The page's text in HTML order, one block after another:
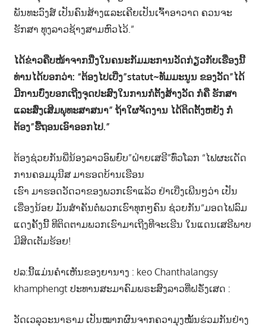
ພັນທະວົງສ໌ ເປັນຄົນສ້າງແລະເຄີຍເປັນເຈົ້າອາວາດ ຄວນຈະ
ຮັກສາ ທຸງລາວຊ້າງສາມຫົວໄວ້.”
ໄດ້ຂ່າວຄືບໜ້າຈາກນື່ງໃນຄນະກັມມະການວັດກ່ຽວກັບເຮື່ອງນີ້
ທ່ານໄດ້ບອກວ່າ: “ຕ້ອງໄປເບີ່ງ”statut~ທັມມະນູນ ຂອງວັດ”ໄດ້
ມີການບົ່ງບອກເຖີງຈຸດປະສົງໃນການກໍຕັ້ງສ້າງວັດ ກໍຄື ຮັກສາ
ແລະສົ່ງເສີມພຸທະສາສນາ” ຖ້າໃຜຈັດງານ ໄດ້ຕິດຕັ້ງຫຍັງ ກໍ
ຕ້ອງ”ຮື້ຖອນເອົາອອກໄປ.”
ຕ້ອງຊ່ວຍກັນພີ່ນ້ອງລາວອົພຍົບ”ຝ່າຍເສຣີ”ທົ່ວໂລກ “ໄຟຜະເດັດ
ການຄອມມຸນີສ ມາຮອດບ້ານເຮືອນ
ເຮົາ ມາຮອດວັດວາຂອງພວກເຮົາແລ້ວ ຢ່າເບີ່ງເພີນໆວ່າ ເປັນ
ເຮື່ອງນ້ອຍ ມັນສຳຄັນຕໍ່ພວກເຮົາທຸກໆຄົນ ຊ່ວຍກັນ“ມອດໄຟລົມ
ແດງຄັ້ງນີ້ ທີຕິດຕາມພວກເຮົາມາເຖີງທີຈະເຮີນ ໃນແດນເສຣີພາບ
ມີສິດເຕັມຮ້ອຍ!
ປລ:ນີ້ແມ່ນຄຳເຫັນຂອງຍານາງ : keo Chanthalangsy
khamphengt ປະທານສະມາຄົມພຣະສົງລາວທີ່ຝຣັ່ງເສດ :
ວັດເວລຸວະນາຣາມ ເປັນໝາກຜົນຈາກຄວາມຸງໝັ້ນຮ່ວມກັນຢ່າງ